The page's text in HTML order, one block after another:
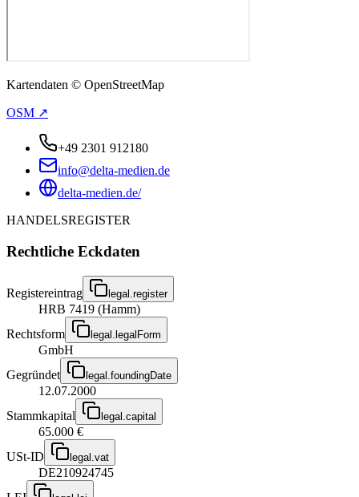
Kartendaten © OpenStreetMap
OSM ↗
+49 2301 912180
info@delta-medien.de
delta-medien.de/
HANDELSREGISTER
Rechtliche Eckdaten
Registereintrag legal.register
HRB 7419 (Hamm)
Rechtsform
legal.legalForm
GmbH
Gegründet
legal.foundingDate
12.07.2000
Stammkapital
legal.capital
65.000 €
USt-ID
legal.vat
DE210924745